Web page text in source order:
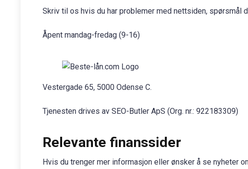
Skriv til os hvis du har problemer med nettsiden, spørsmål
Åpent mandag-fredag (9-16)
Vestergade 65, 5000 Odense C.
Tjenesten drives av SEO-Butler ApS (Org. nr.: 922183309)
Relevante finanssider
Hvis du trenger mer informasjon eller ønsker å se nyheter